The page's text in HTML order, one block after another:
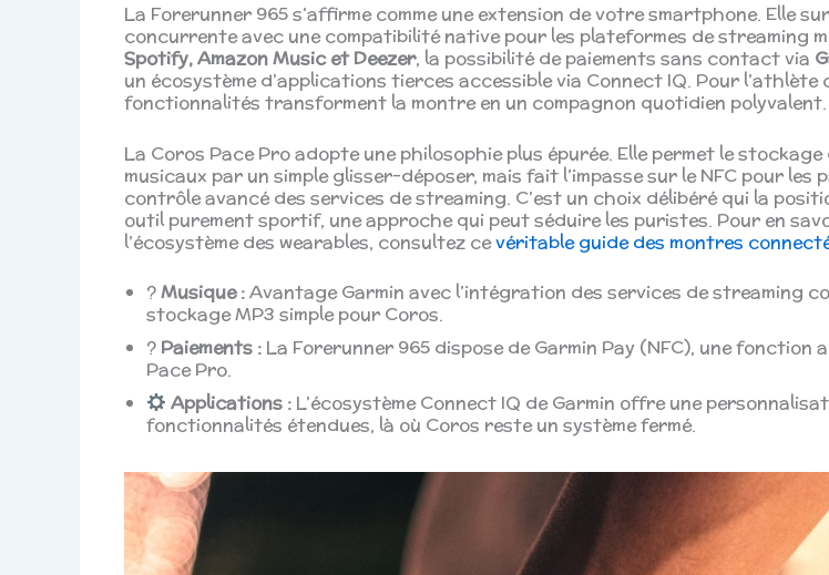
La Forerunner 965 s’affirme comme une extension de votre smartphone. Elle
concurrente avec une compatibilité native pour les plateformes de streaming
Spotify, Amazon Music et Deezer, la possibilité de paiements sans contact via
un écosystème d’applications tierces accessible via Connect IQ. Pour l’athlète
fonctionnalités transforment la montre en un compagnon quotidien polyvalent.
La Coros Pace Pro adopte une philosophie plus épurée. Elle permet le
musicaux par un simple glisser-déposer, mais fait l’impasse sur le NFC pour les
contrôle avancé des services de streaming. C’est un choix délibéré qui la
outil purement sportif, une approche qui peut séduire les puristes. Pour en
l’écosystème des wearables, consultez cevéritable guide des montres
?Musique :Avantage Garmin avec l’intégration des services de streaming
stockage MP3 simple pour Coros.
? Paiements : La Forerunner 965 dispose de Garmin Pay (NFC), une fonction
Pace Pro.
Applications : L’écosystème Connect IQ de Garmin offre une
fonctionnalités étendues, là où Coros reste un système fermé.